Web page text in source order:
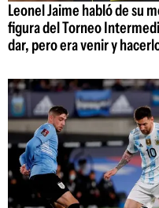
Leonel Jaime habló de su
figura del Torneo
dar, pero era venir y